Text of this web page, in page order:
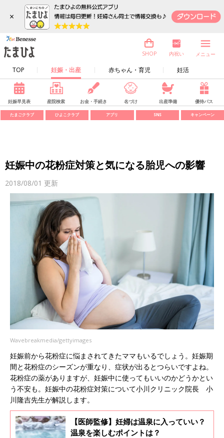
×
TOP 妊娠・出産 赤ちゃん・育児 妊活
SHOP 内祝い メニュー
妊娠早見表 産院検索 お金・手続き 名づけ 出産準備 優待パス
たまごクラブ ひよこクラブ アプリ SNS キャンペーン
妊娠中の花粉症対策と気になる胎児への影響
2018/08/01 更新
Wavebreakmedia/gettyimages
妊娠前から花粉症に悩まされてきたママもいるでしょう。妊娠期
間と花粉症のシーズンが重なり、症状が出るとつらいですよね。
花粉症の薬がありますが、妊娠中に使ってもいいのかどうかとい
う不安も。妊娠中の花粉症対策について小川クリニック院長 小
川隆吉先生が解説します。
【医師監修】妊婦は温泉に入っていい？
温泉を楽しむポイントは？